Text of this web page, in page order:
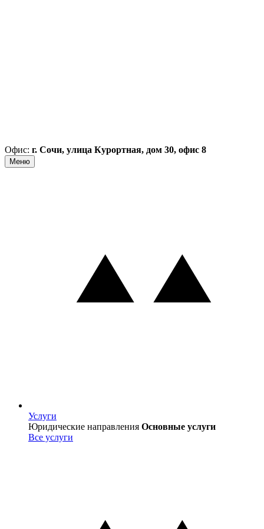
Офис: г. Сочи, улица Курортная, дом 30, офис 8
Меню
Услуги
Услуги
Юридические направления Основные услуги
Все услуги